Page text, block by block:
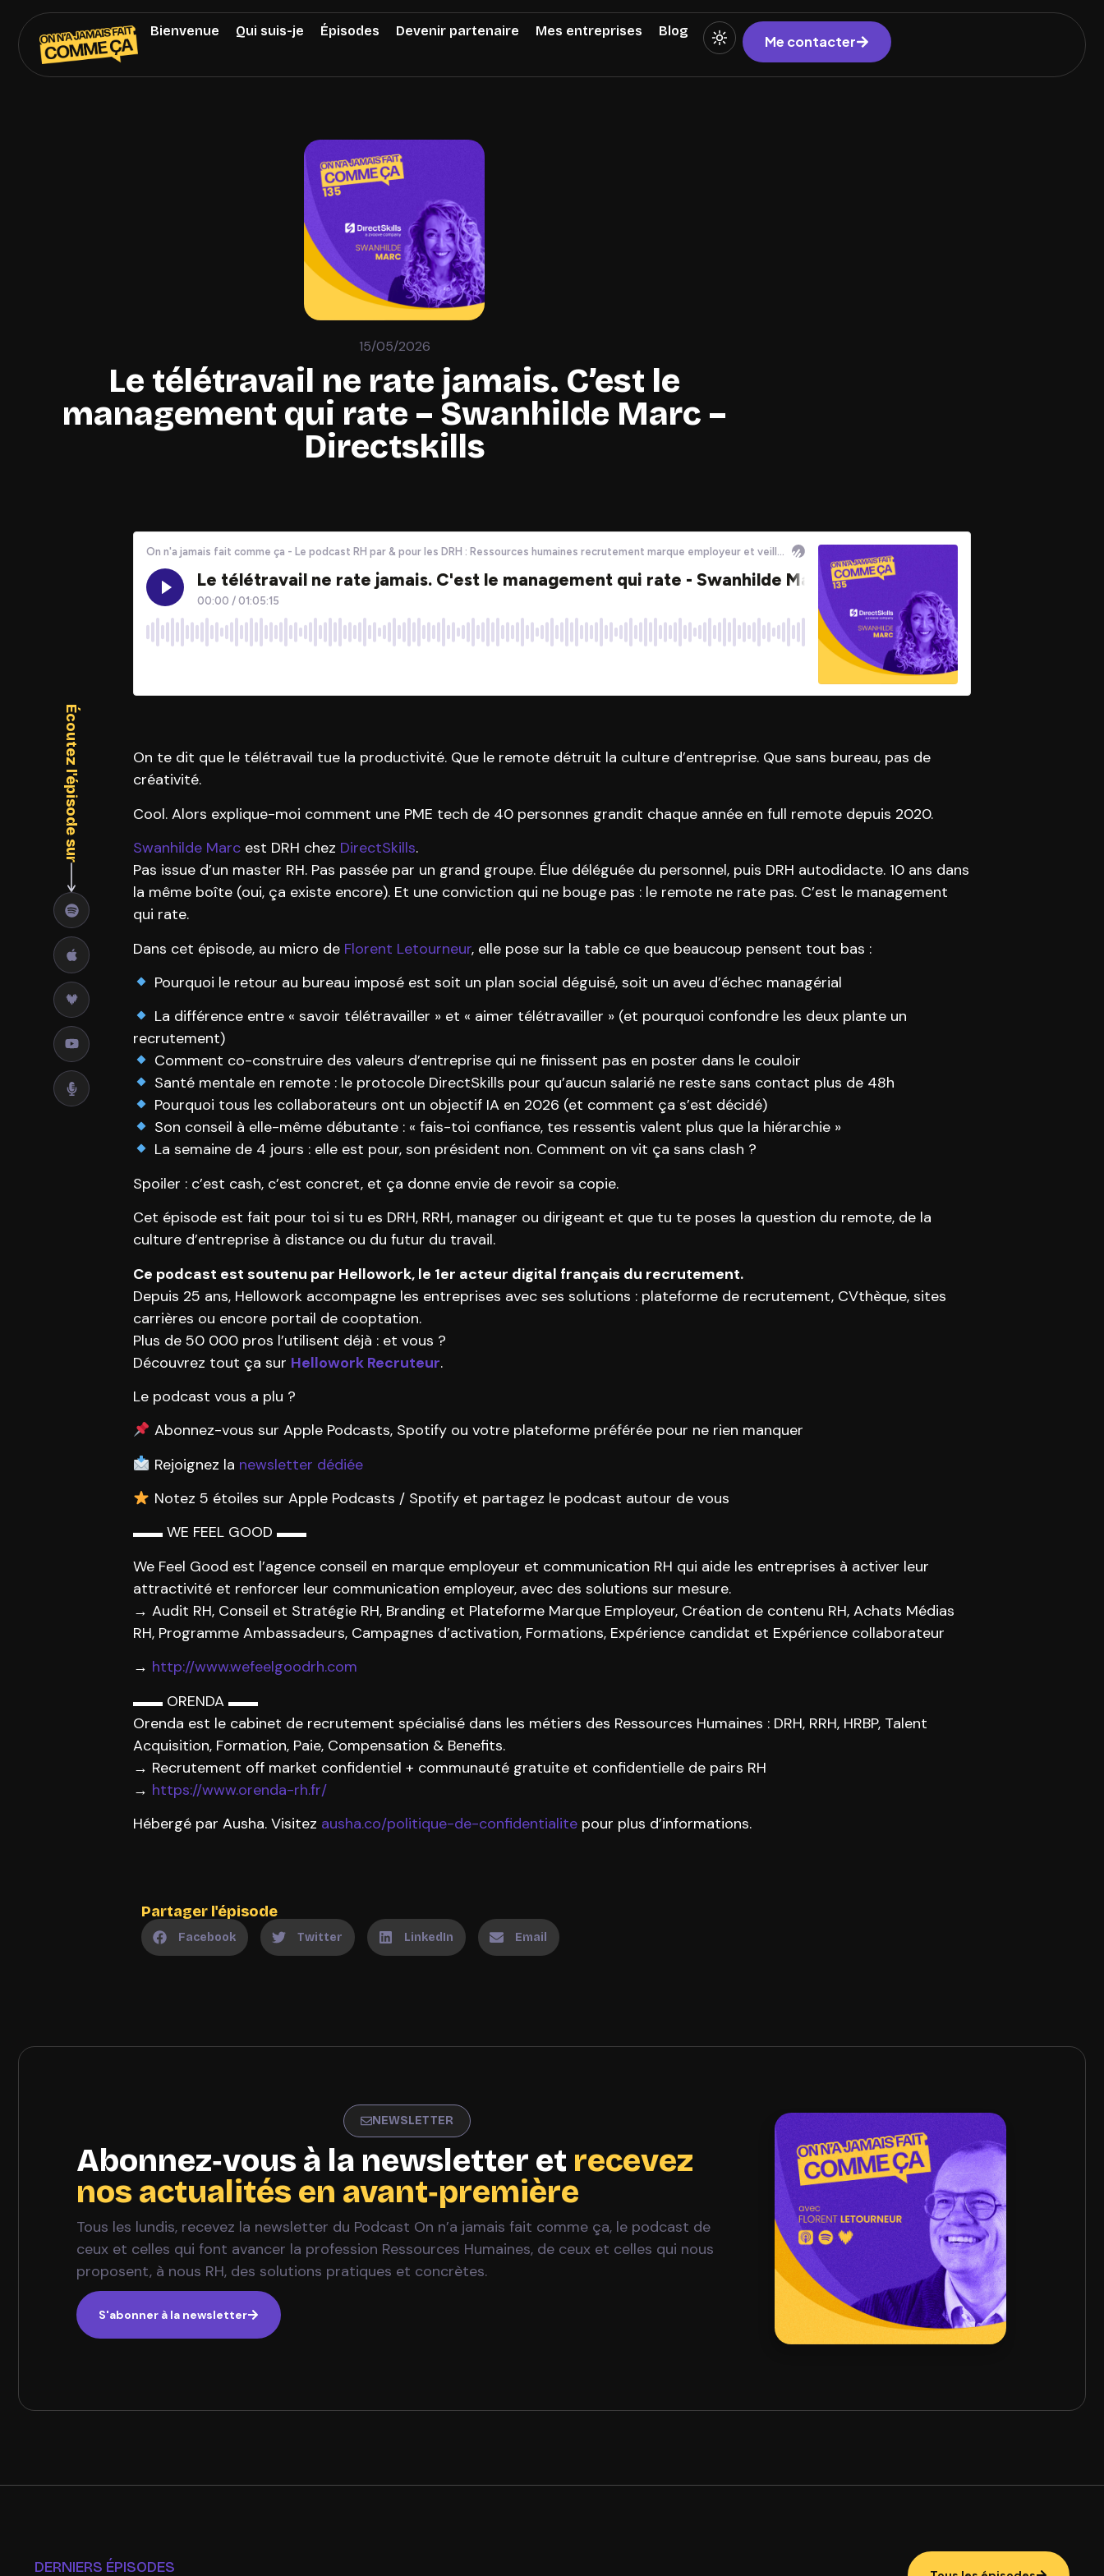
Bienvenue Qui suis-je Épisodes Devenir partenaire Mes entreprises Blog
Me contacter
15/05/2026
Le télétravail ne rate jamais. C’est le
management qui rate – Swanhilde Marc –
Directskills
Écoutez l'épisode sur
On te dit que le télétravail tue la productivité. Que le remote détruit la culture d’entreprise. Que sans bureau, pas de
créativité.
Cool. Alors explique-moi comment une PME tech de 40 personnes grandit chaque année en full remote depuis 2020.
Swanhilde Marc est DRH chez DirectSkills.
Pas issue d’un master RH. Pas passée par un grand groupe. Élue déléguée du personnel, puis DRH autodidacte. 10 ans dans
la même boîte (oui, ça existe encore). Et une conviction qui ne bouge pas : le remote ne rate pas. C’est le management
qui rate.
Dans cet épisode, au micro de Florent Letourneur, elle pose sur la table ce que beaucoup pensent tout bas :
Pourquoi le retour au bureau imposé est soit un plan social déguisé, soit un aveu d’échec managérial
La différence entre « savoir télétravailler » et « aimer télétravailler » (et pourquoi confondre les deux plante un
recrutement)
Comment co-construire des valeurs d’entreprise qui ne finissent pas en poster dans le couloir
Santé mentale en remote : le protocole DirectSkills pour qu’aucun salarié ne reste sans contact plus de 48h
Pourquoi tous les collaborateurs ont un objectif IA en 2026 (et comment ça s’est décidé)
Son conseil à elle-même débutante : « fais-toi confiance, tes ressentis valent plus que la hiérarchie »
La semaine de 4 jours : elle est pour, son président non. Comment on vit ça sans clash ?
Spoiler : c’est cash, c’est concret, et ça donne envie de revoir sa copie.
Cet épisode est fait pour toi si tu es DRH, RRH, manager ou dirigeant et que tu te poses la question du remote, de la
culture d’entreprise à distance ou du futur du travail.
Ce podcast est soutenu par Hellowork, le 1er acteur digital français du recrutement.
Depuis 25 ans, Hellowork accompagne les entreprises avec ses solutions : plateforme de recrutement, CVthèque, sites
carrières ou encore portail de cooptation.
Plus de 50 000 pros l’utilisent déjà : et vous ?
Découvrez tout ça sur Hellowork Recruteur.
Le podcast vous a plu ?
Abonnez-vous sur Apple Podcasts, Spotify ou votre plateforme préférée pour ne rien manquer
Rejoignez la newsletter dédiée
Notez 5 étoiles sur Apple Podcasts / Spotify et partagez le podcast autour de vous
▬▬ WE FEEL GOOD ▬▬
We Feel Good est l’agence conseil en marque employeur et communication RH qui aide les entreprises à activer leur
attractivité et renforcer leur communication employeur, avec des solutions sur mesure.
→ Audit RH, Conseil et Stratégie RH, Branding et Plateforme Marque Employeur, Création de contenu RH, Achats Médias
RH, Programme Ambassadeurs, Campagnes d’activation, Formations, Expérience candidat et Expérience collaborateur
→ http://www.wefeelgoodrh.com
▬▬ ORENDA ▬▬
Orenda est le cabinet de recrutement spécialisé dans les métiers des Ressources Humaines : DRH, RRH, HRBP, Talent
Acquisition, Formation, Paie, Compensation & Benefits.
→ Recrutement off market confidentiel + communauté gratuite et confidentielle de pairs RH
→ https://www.orenda-rh.fr/
Hébergé par Ausha. Visitez ausha.co/politique-de-confidentialite pour plus d’informations.
Partager l'épisode
Facebook Twitter LinkedIn Email
NEWSLETTER
Abonnez‑vous à la newsletter et recevez
nos actualités en avant‑première
Tous les lundis, recevez la newsletter du Podcast On n’a jamais fait comme ça, le podcast de
ceux et celles qui font avancer la profession Ressources Humaines, de ceux et celles qui nous
proposent, à nous RH, des solutions pratiques et concrètes.
S'abonner à la newsletter
DERNIERS ÉPISODES